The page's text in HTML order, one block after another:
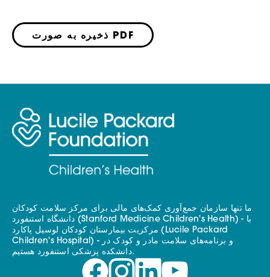
ذخیره به صورت PDF
ما تنها سازمان جمع‌آوری کمک‌های مالی برای مرکز سلامت کودکان
دانشگاه استنفورد (Stanford Medicine Children's Health) - با
مرکزیت بیمارستان کودکان لوسیل پاکارد (Lucile Packard
Children's Hospital) - و برنامه‌های سلامت مادر و کودک در
دانشکده پزشکی استنفورد هستیم.